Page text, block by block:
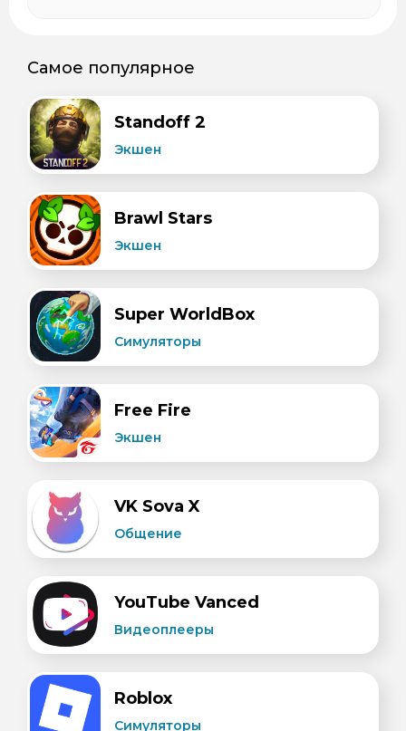
Самое популярное
Standoff 2
Экшен
Brawl Stars
Экшен
Super WorldBox
Симуляторы
Free Fire
Экшен
VK Sova X
Общение
YouTube Vanced
Видеоплееры
Roblox
Симуляторы